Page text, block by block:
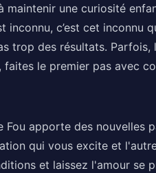
maintenir une curiosité
inconnu, c’est cet inconnu
trop des résultats.
faites le premier pas avec
Fou apporte des nouvelles
qui vous excite et
et laissez l'amour se